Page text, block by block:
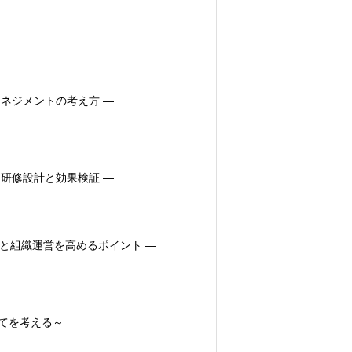
ネジメントの考え方 ―
研修設計と効果検証 ―
組織運営を高めるポイント ―
を考える～